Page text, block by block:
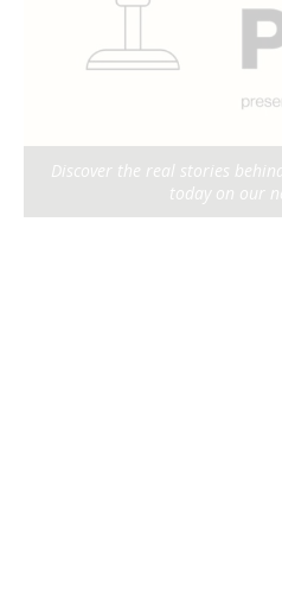
Discover the real stories
today on our